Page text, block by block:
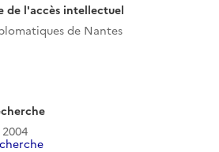
de l'accès intellectuel
de Nantes